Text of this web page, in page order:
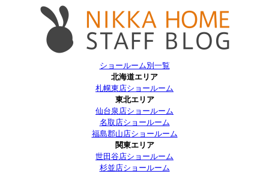
ショールーム別一覧
北海道エリア
札幌東店ショールーム
東北エリア
仙台泉店ショールーム
名取店ショールーム
福島郡山店ショールーム
関東エリア
世田谷店ショールーム
杉並店ショールーム